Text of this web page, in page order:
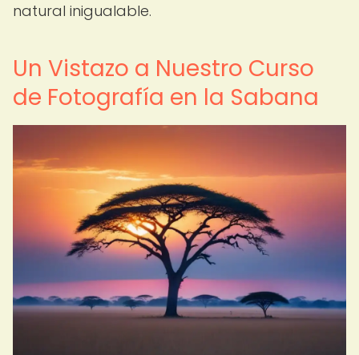
natural inigualable.
Un Vistazo a Nuestro Curso
de Fotografía en la Sabana